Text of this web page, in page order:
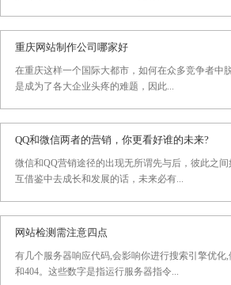
重庆网站制作公司哪家好
在重庆这样一个国际大都市，如何在众多竞争者中
是成为了各大企业头疼的难题，因此...
QQ和微信两者的营销，你更看好谁的未来?
微信和QQ营销途径的出现无所谓先与后，彼此之间
互借鉴中去成长和发展的话，未来必有...
网站检测需注意四点
有几个服务器响应代码,会影响你进行搜索引擎优化,
和404。这些数字是指运行服务器指令...